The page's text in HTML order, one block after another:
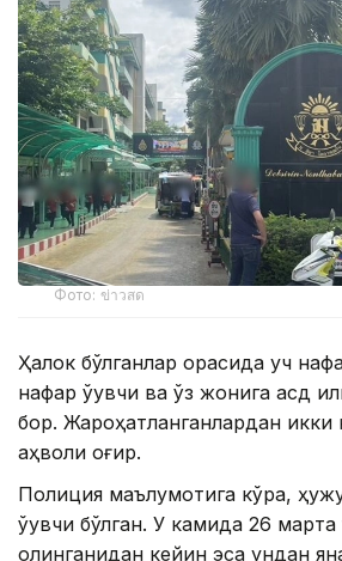
Фото: ข่าวสด
Ҳалок бўлганлар орасида уч
нафар ўқувчи ва ўз жонига қасд
бор. Жароҳатланганлардан икки
аҳволи оғир.
Полиция маълумотига кўра,
ўқувчи бўлган. У камида 26 марта
олинганидан кейин эса ундан